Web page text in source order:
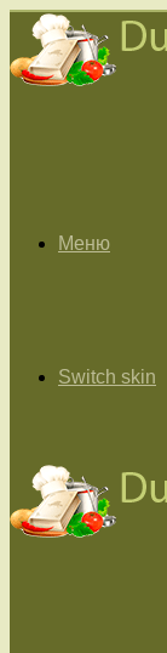
Меню
Switch skin